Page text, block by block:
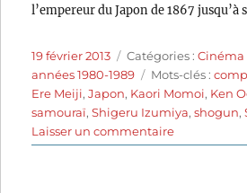
l’empereur du Japon de 1867 jusqu’à
Publié
le
19 février 2013 Catégories
Catégories :
années 1980-1989
Étiquettes
Mots-clés :
Ere Meiji,Japon, Kaori Momoi, Ken
samouraï,Shigeru Izumiya,shogun,
Laisser un commentairesur
Eijanaika